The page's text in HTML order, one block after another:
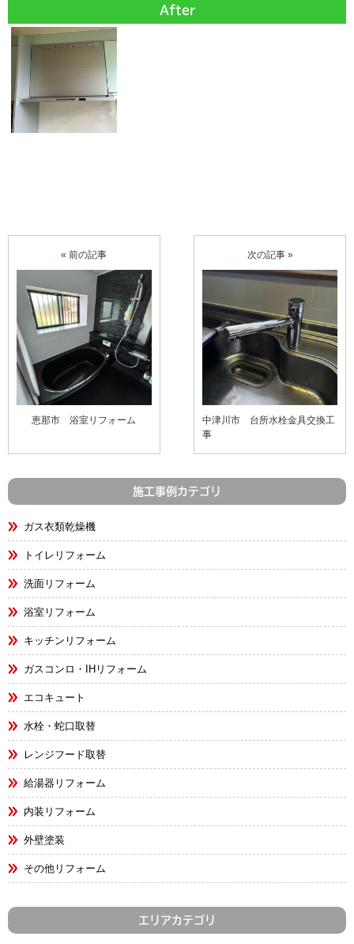
After
« 前の記事
恵那市 浴室リフォーム
次の記事 »
中津川市 台所水栓金具交換工
事
施工事例カテゴリ
ガス衣類乾燥機
トイレリフォーム
洗面リフォーム
浴室リフォーム
キッチンリフォーム
ガスコンロ・IHリフォーム
エコキュート
水栓・蛇口取替
レンジフード取替
給湯器リフォーム
内装リフォーム
外壁塗装
その他リフォーム
エリアカテゴリ